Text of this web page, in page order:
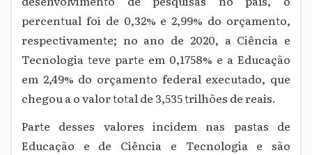
percentual foi de 0,32% e 2,99% do orçamento,
respectivamente; no ano de 2020, a Ciência e
Tecnologia teve parte em 0,1758% e a Educação
em 2,49% do orçamento federal executado, que
chegou a o valor total de 3,535 trilhões de reais.
Parte desses valores incidem nas pastas de
Educação e de Ciência e Tecnologia e são